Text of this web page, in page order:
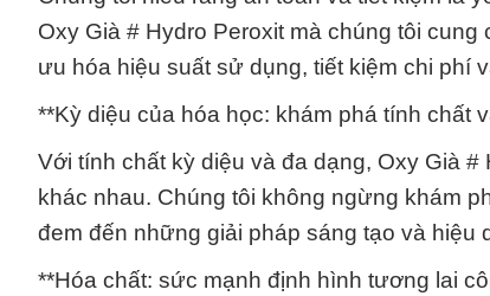
Oxy Già # Hydro Peroxit mà chúng tôi
ưu hóa hiệu suất sử dụng, tiết kiệm chi phí
**Kỳ diệu của hóa học: khám phá tính chất
Với tính chất kỳ diệu và đa dạng, Oxy Già
khác nhau. Chúng tôi không ngừng khám
đem đến những giải pháp sáng tạo và hiệu
**Hóa chất: sức mạnh định hình tương lai